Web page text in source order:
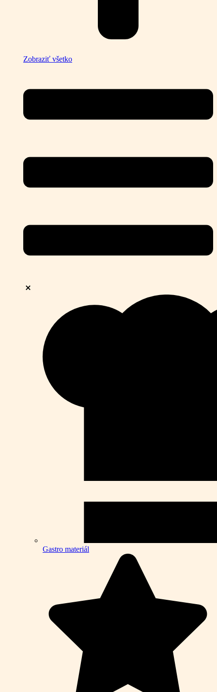
Zobraziť všetko
Gastro materiál